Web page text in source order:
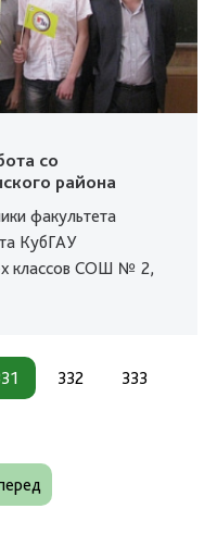
со
района
факультета
КубГАУ
х классов СОШ № 2,
332 333